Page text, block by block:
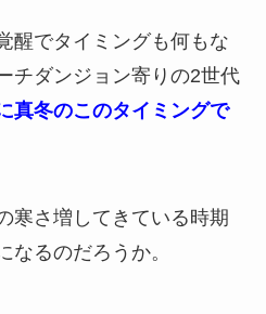
醒でタイミングも何もな
チダンジョン寄りの2世代
真冬のこのタイミングで
寒さ増してきている時期
なるのだろうか。